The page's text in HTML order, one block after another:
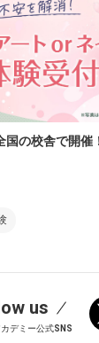
国の校舎で開
us
デミー公式SNS